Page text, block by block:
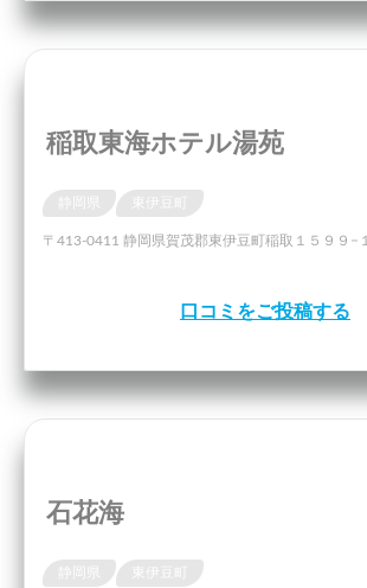
稲取東海ホテル湯苑
〒413-0411 静岡県賀茂郡東伊豆町稲取１５９９−１
口コミをご投稿する
石花海